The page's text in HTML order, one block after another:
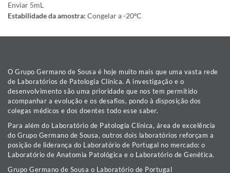
Enviar 5mL
Estabilidade da amostra: Congelar a -20ºC
O Grupo Germano de Sousa é hoje muito mais que uma vasta rede
de Laboratórios de Patologia Clínica. A investigação e o
desenvolvimento são uma prioridade que nos tem permitido
acompanhar a evolução e os desafios, pondo à disposição dos
colegas médicos e dos doentes todo esse saber.
Para além do Laboratório de Patologia Clínica, área de excelência
do Grupo Germano de Sousa, outros dois laboratórios reforçam a
posição de liderança do Laboratório de Portugal no mercado: o
Laboratório de Anatomia Patológica e o Laboratório de Genética.
Grupo Germano de Sousa o Laboratório de Portugal